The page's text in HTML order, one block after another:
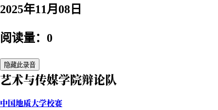
2025年11月08日
阅读量：0
隐藏此录音
艺术与传媒学院辩论队
中国地质大学校赛